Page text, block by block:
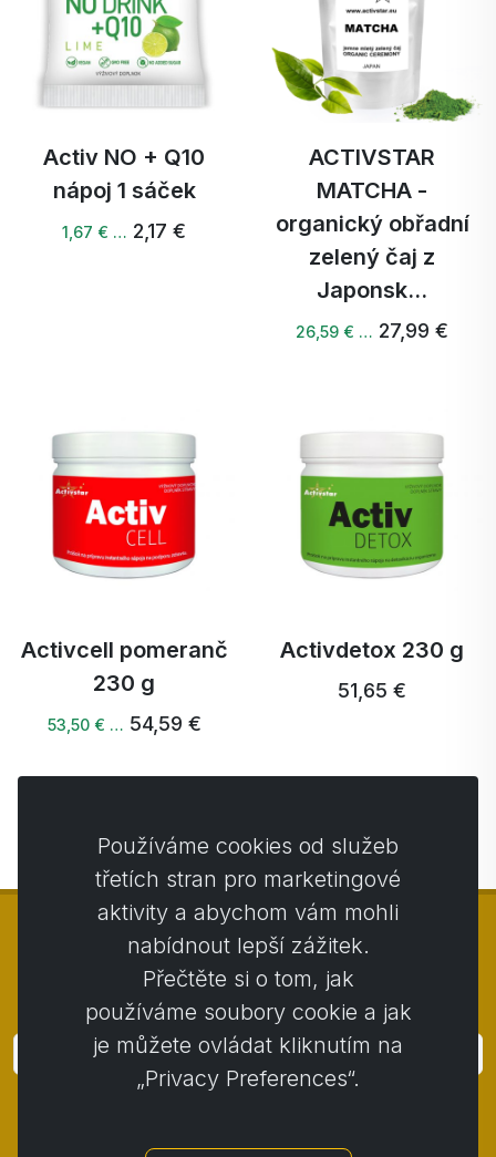
Activ NO + Q10
nápoj 1 sáček
1,67 € … 2,17 €
ACTIVSTAR
MATCHA -
organický obřadní
zelený čaj z
Japonsk...
26,59 € … 27,99 €
Activcell pomeranč
230 g
53,50 € … 54,59 €
Activdetox 230 g
51,65 €
© Copyright 2014 - 2026 Activstar
Používáme cookies od služeb
třetích stran pro marketingové
aktivity a abychom vám mohli
nabídnout lepší zážitek.
Přečtěte si o tom, jak
používáme soubory cookie a jak
je můžete ovládat kliknutím na
„Privacy Preferences“.